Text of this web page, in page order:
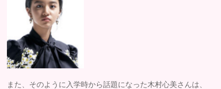
また、そのように入学時から話題になった木村心美さんは、